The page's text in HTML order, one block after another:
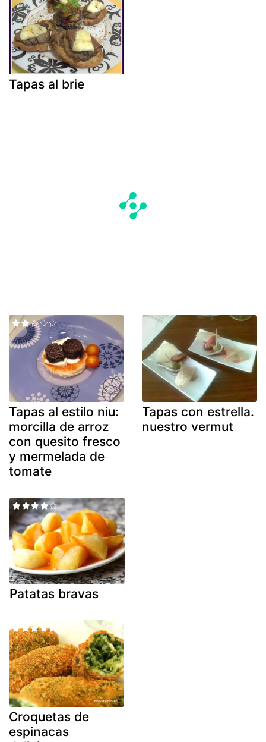
Tapas al brie
Tapas al estilo niu:
morcilla de arroz
con quesito fresco
y mermelada de
tomate
Tapas con estrella.
nuestro vermut
Patatas bravas
Croquetas de
espinacas